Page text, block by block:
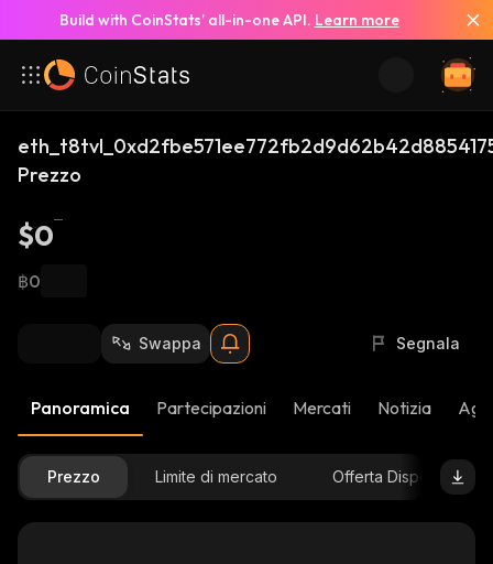
Build with CoinStats’ all-in-one API. Learn more
Prezzo
$0
฿0
Swappa Segnala
Panoramica Partecipazioni Mercati Notizia
Prezzo Limite di mercato Offerta Disponibile